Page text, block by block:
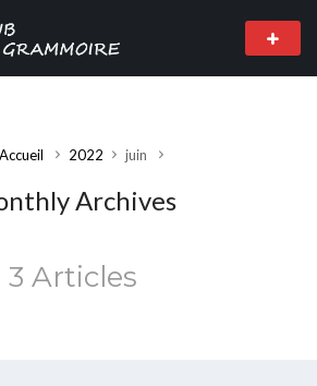
Accueil 2022 juin
Archives
3 Articles